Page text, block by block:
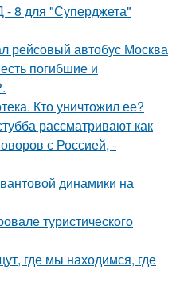
- 8 для "Суперджета"
рейсовый автобус Москва
погибшие и
Кто уничтожил ее?
рассматривают как
с Россией, -
динамики на
туристического
где мы находимся, где